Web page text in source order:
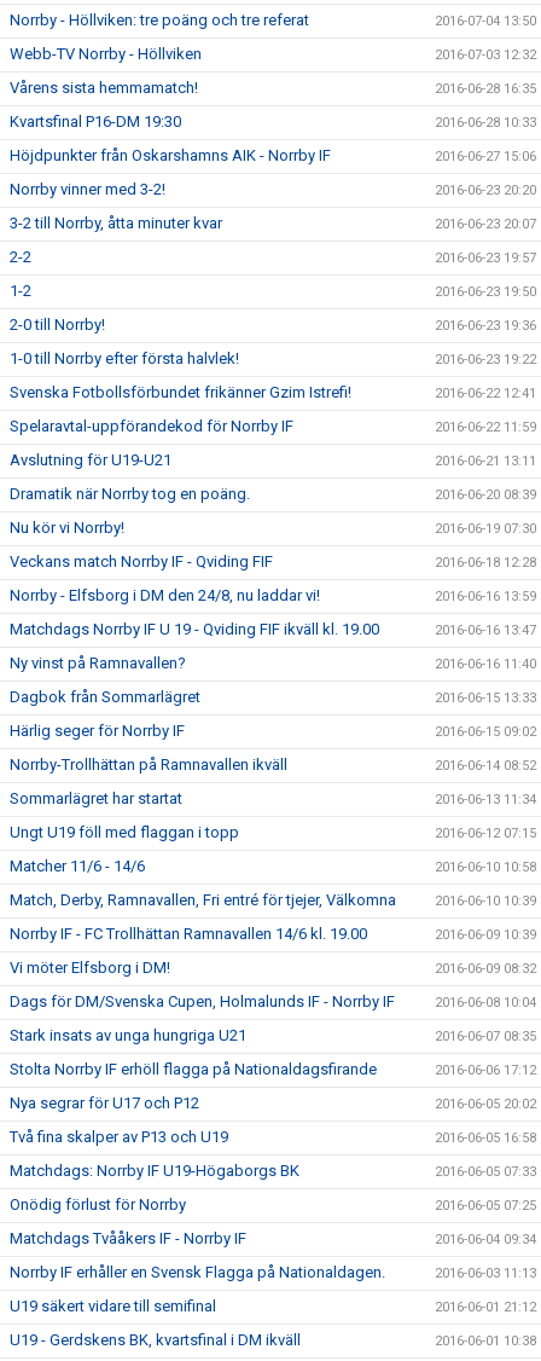
Norrby - Höllviken: tre poäng och tre referat 2016-07-04 13:50
Webb-TV Norrby - Höllviken 2016-07-03 12:32
Vårens sista hemmamatch! 2016-06-28 16:35
Kvartsfinal P16-DM 19:30 2016-06-28 10:33
Höjdpunkter från Oskarshamns AIK - Norrby IF 2016-06-27 15:06
Norrby vinner med 3-2! 2016-06-23 20:20
3-2 till Norrby, åtta minuter kvar 2016-06-23 20:07
2-2 2016-06-23 19:57
1-2 2016-06-23 19:50
2-0 till Norrby! 2016-06-23 19:36
1-0 till Norrby efter första halvlek! 2016-06-23 19:22
Svenska Fotbollsförbundet frikänner Gzim Istrefi! 2016-06-22 12:41
Spelaravtal-uppförandekod för Norrby IF 2016-06-22 11:59
Avslutning för U19-U21 2016-06-21 13:11
Dramatik när Norrby tog en poäng. 2016-06-20 08:39
Nu kör vi Norrby! 2016-06-19 07:30
Veckans match Norrby IF - Qviding FIF 2016-06-18 12:28
Norrby - Elfsborg i DM den 24/8, nu laddar vi! 2016-06-16 13:59
Matchdags Norrby IF U 19 - Qviding FIF ikväll kl. 19.00 2016-06-16 13:47
Ny vinst på Ramnavallen? 2016-06-16 11:40
Dagbok från Sommarlägret 2016-06-15 13:33
Härlig seger för Norrby IF 2016-06-15 09:02
Norrby-Trollhättan på Ramnavallen ikväll 2016-06-14 08:52
Sommarlägret har startat 2016-06-13 11:34
Ungt U19 föll med flaggan i topp 2016-06-12 07:15
Matcher 11/6 - 14/6 2016-06-10 10:58
Match, Derby, Ramnavallen, Fri entré för tjejer, Välkomna 2016-06-10 10:39
Norrby IF - FC Trollhättan Ramnavallen 14/6 kl. 19.00 2016-06-09 10:39
Vi möter Elfsborg i DM! 2016-06-09 08:32
Dags för DM/Svenska Cupen, Holmalunds IF - Norrby IF 2016-06-08 10:04
Stark insats av unga hungriga U21 2016-06-07 08:35
Stolta Norrby IF erhöll flagga på Nationaldagsfirande 2016-06-06 17:12
Nya segrar för U17 och P12 2016-06-05 20:02
Två fina skalper av P13 och U19 2016-06-05 16:58
Matchdags: Norrby IF U19-Högaborgs BK 2016-06-05 07:33
Onödig förlust för Norrby 2016-06-05 07:25
Matchdags Tvååkers IF - Norrby IF 2016-06-04 09:34
Norrby IF erhåller en Svensk Flagga på Nationaldagen. 2016-06-03 11:13
U19 säkert vidare till semifinal 2016-06-01 21:12
U19 - Gerdskens BK, kvartsfinal i DM ikväll 2016-06-01 10:38